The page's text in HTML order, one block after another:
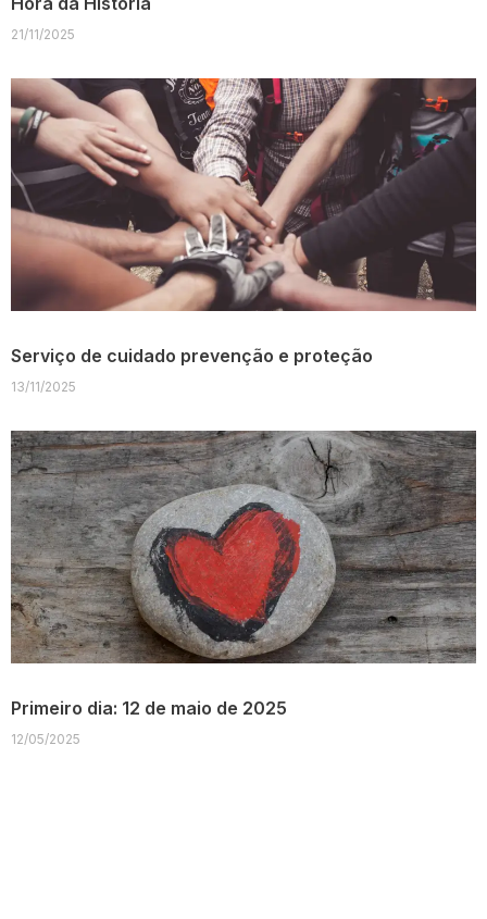
21/11/2025
Serviço de cuidado prevenção e proteção
13/11/2025
Primeiro dia: 12 de maio de 2025
12/05/2025